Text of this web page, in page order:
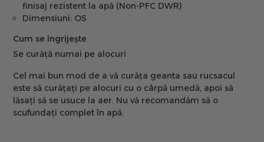
finisaj rezistent la apă (Non-PFC DWR)
Dimensiuni: OS
Cum se îngrijește
Se curăță numai pe alocuri
Cel mai bun mod de a vă curăța geanta sau rucsacul
este să curățați pe alocuri cu o cârpă umedă, apoi să
lăsați să se usuce la aer. Nu vă recomandăm să o
scufundați complet în apă.